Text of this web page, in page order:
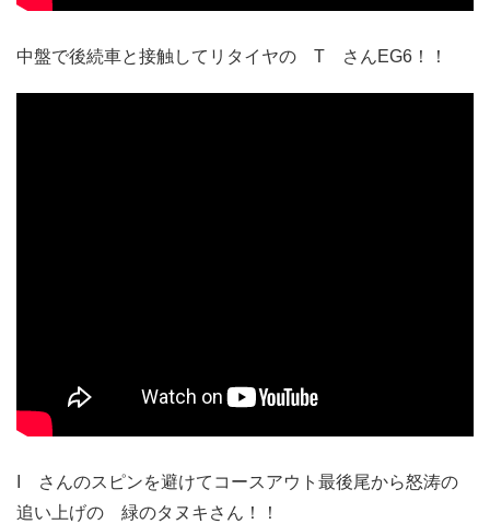
中盤で後続車と接触してリタイヤの T さんEG6！！
I さんのスピンを避けてコースアウト最後尾から怒涛の
追い上げの 緑のタヌキさん！！